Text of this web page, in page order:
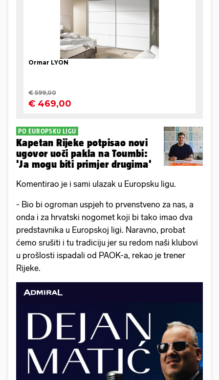
PO EUROPSKU LIGU
Kapetan Rijeke potpisao novi
ugovor uoči pakla na Toumbi:
'Ja mogu biti primjer drugima'
Komentirao je i sami ulazak u Europsku ligu.
- Bio bi ogroman uspjeh to prvenstveno za nas, a
onda i za hrvatski nogomet koji bi tako imao dva
predstavnika u Europskoj ligi. Naravno, probat
ćemo srušiti i tu tradiciju jer su redom naši klubovi
u prošlosti ispadali od PAOK-a, rekao je trener
Rijeke.